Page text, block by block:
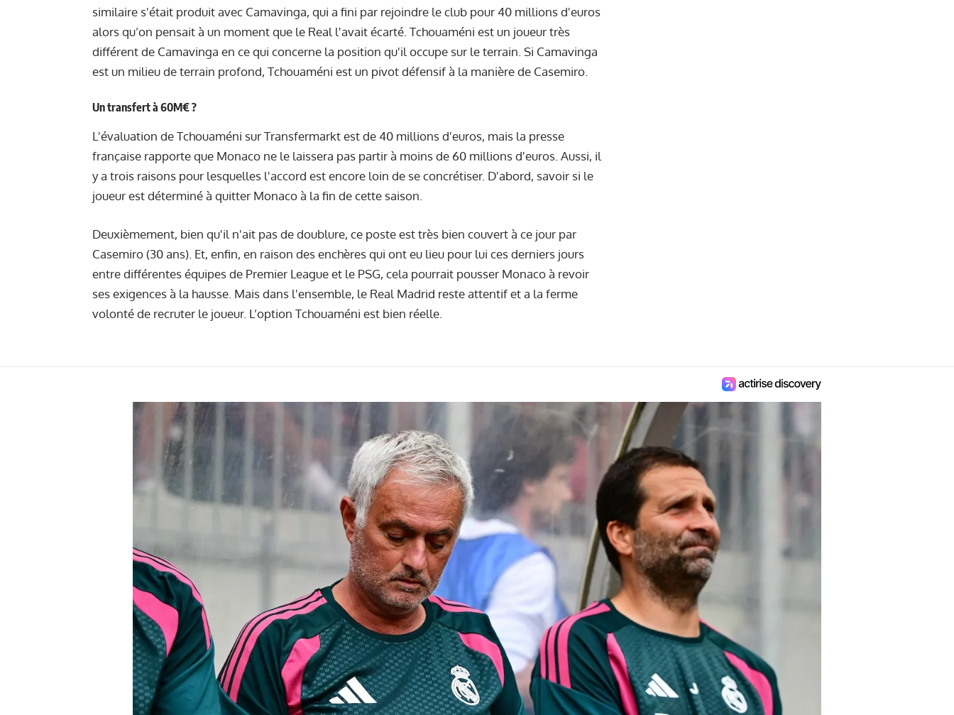
similaire s'était produit avec Camavinga, qui a fini par rejoindre le club pour 40 millions d'euros
alors qu’on pensait à un moment que le Real l'avait écarté. Tchouaméni est un joueur très
différent de Camavinga en ce qui concerne la position qu'il occupe sur le terrain. Si Camavinga
est un milieu de terrain profond, Tchouaméni est un pivot défensif à la manière de Casemiro.
Un transfert à 60M€ ?
L'évaluation de Tchouaméni sur Transfermarkt est de 40 millions d'euros, mais la presse
française rapporte que Monaco ne le laissera pas partir à moins de 60 millions d'euros. Aussi, il
y a trois raisons pour lesquelles l'accord est encore loin de se concrétiser. D'abord, savoir si le
joueur est déterminé à quitter Monaco à la fin de cette saison.
Deuxièmement, bien qu'il n'ait pas de doublure, ce poste est très bien couvert à ce jour par
Casemiro (30 ans). Et, enfin, en raison des enchères qui ont eu lieu pour lui ces derniers jours
entre différentes équipes de Premier League et le PSG, cela pourrait pousser Monaco à revoir
ses exigences à la hausse. Mais dans l'ensemble, le Real Madrid reste attentif et a la ferme
volonté de recruter le joueur. L’option Tchouaméni est bien réelle.